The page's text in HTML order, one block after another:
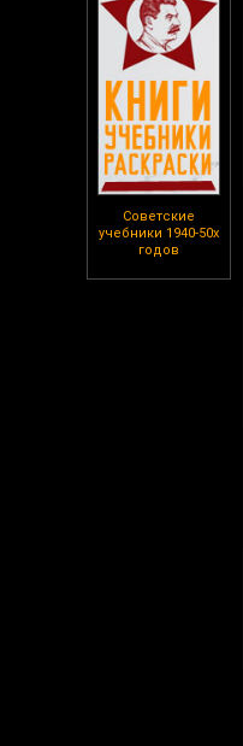
Советские
учебники 1940-50х
годов